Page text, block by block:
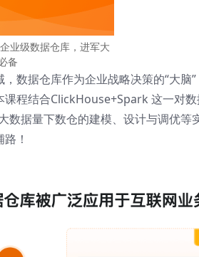
业级数据仓库，进军大
备
数据仓库作为企业战略决策的“大
程结合ClickHouse+Spark 这一对
数据量下数仓的建模、设计与调优
！